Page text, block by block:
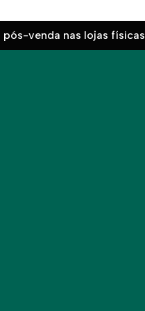
pós-venda nas lojas
ao nosso
de si, marcar uma